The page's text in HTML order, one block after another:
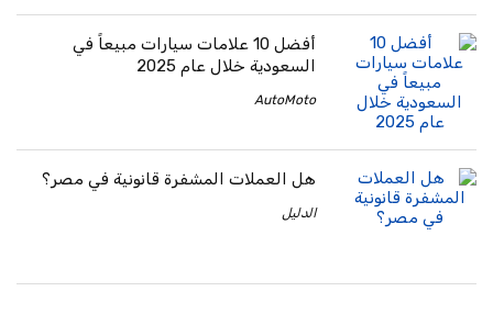
أفضل 10 علامات سيارات مبيعاً في
السعودية خلال عام 2025
AutoMoto
هل العملات المشفرة قانونية في مصر؟
الدليل